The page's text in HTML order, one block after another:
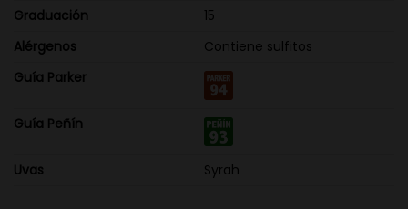
Graduación
15
Alérgenos
Contiene sulfitos
Guía Parker
Guía Peñín
Uvas Syrah